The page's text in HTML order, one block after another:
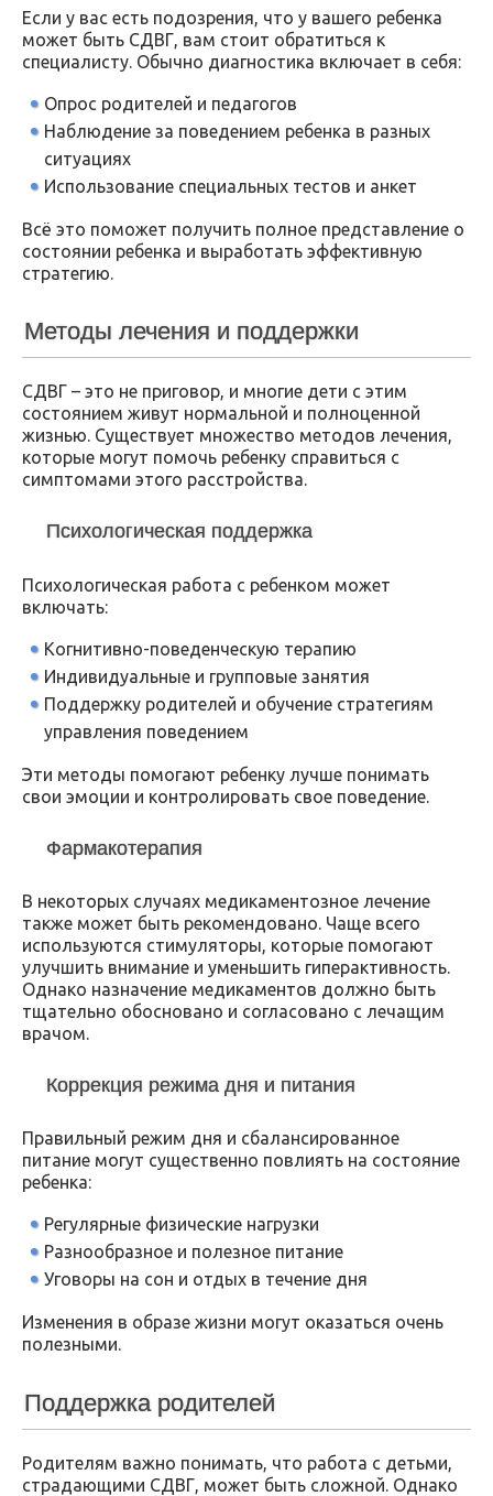
Если у вас есть подозрения, что у вашего ребенка
может быть СДВГ, вам стоит обратиться к
специалисту. Обычно диагностика включает в себя:
Опрос родителей и педагогов
Наблюдение за поведением ребенка в разных
ситуациях
Использование специальных тестов и анкет
Всё это поможет получить полное представление о
состоянии ребенка и выработать эффективную
стратегию.
Методы лечения и поддержки
СДВГ – это не приговор, и многие дети с этим
состоянием живут нормальной и полноценной
жизнью. Существует множество методов лечения,
которые могут помочь ребенку справиться с
симптомами этого расстройства.
Психологическая поддержка
Психологическая работа с ребенком может
включать:
Когнитивно-поведенческую терапию
Индивидуальные и групповые занятия
Поддержку родителей и обучение стратегиям
управления поведением
Эти методы помогают ребенку лучше понимать
свои эмоции и контролировать свое поведение.
Фармакотерапия
В некоторых случаях медикаментозное лечение
также может быть рекомендовано. Чаще всего
используются стимуляторы, которые помогают
улучшить внимание и уменьшить гиперактивность.
Однако назначение медикаментов должно быть
тщательно обосновано и согласовано с лечащим
врачом.
Коррекция режима дня и питания
Правильный режим дня и сбалансированное
питание могут существенно повлиять на состояние
ребенка:
Регулярные физические нагрузки
Разнообразное и полезное питание
Уговоры на сон и отдых в течение дня
Изменения в образе жизни могут оказаться очень
полезными.
Поддержка родителей
Родителям важно понимать, что работа с детьми,
страдающими СДВГ, может быть сложной. Однако